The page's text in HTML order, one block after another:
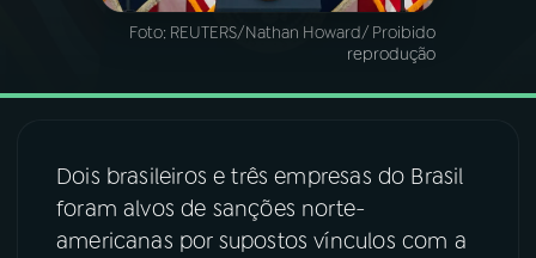
07ÚLTIMAS
Foto: REUTERS/Nathan Howard/ Proibido
reprodução
Dois brasileiros e três empresas do Brasil
foram alvos de sanções norte-
americanas por supostos vínculos com a